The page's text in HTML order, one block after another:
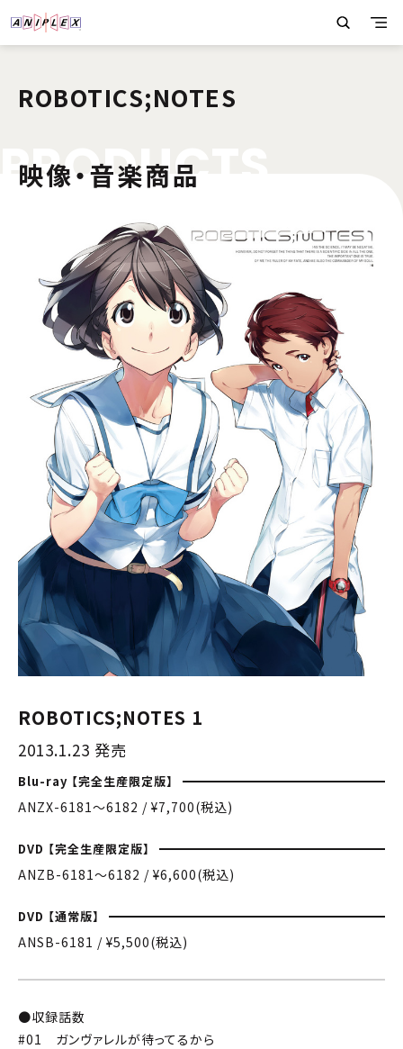
ROBOTICS;NOTES
PRODUC
映像・音楽商品
ROBOTICS;NOTES 1
2013.1.23 発売
Blu-ray 【完全生産限定版】
ANZX-6181〜6182 / ¥7,700(税込)
DVD 【完全生産限定版】
ANZB-6181〜6182 / ¥6,600(税込)
DVD 【通常版】
ANSB-6181 / ¥5,500(税込)
●収録話数
#01 ガンヴァレルが待ってるから